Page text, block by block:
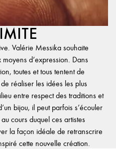
Valérie Messika souhaite
d’expression. Dans
toutes et tous tentent de
réaliser les idées les plus
entre respect des traditions et
bijou, il peut parfois s’écouler
cours duquel ces artistes
la façon idéale de retranscrire
cette nouvelle création.